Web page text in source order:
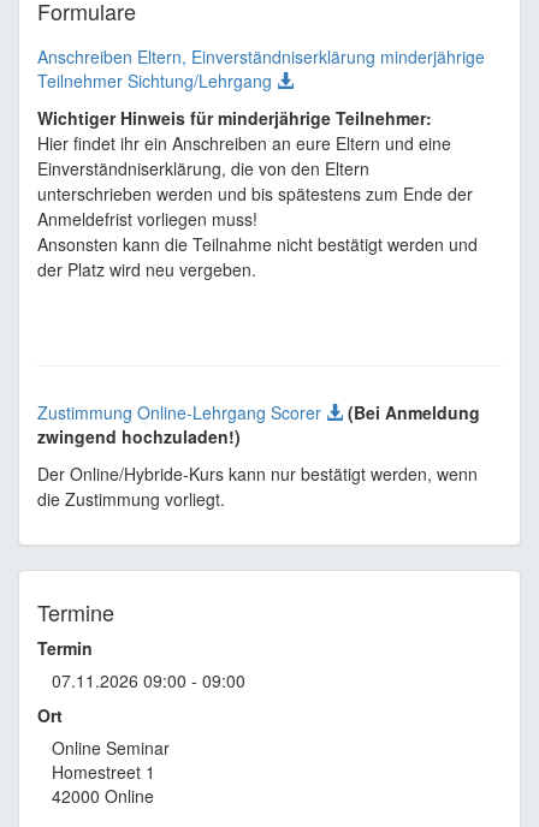
Formulare
Anschreiben Eltern, Einverständniserklärung minderjährige
Teilnehmer Sichtung/Lehrgang
Wichtiger Hinweis für minderjährige Teilnehmer:
Hier findet ihr ein Anschreiben an eure Eltern und eine
Einverständniserklärung, die von den Eltern
unterschrieben werden und bis spätestens zum Ende der
Anmeldefrist vorliegen muss!
Ansonsten kann die Teilnahme nicht bestätigt werden und
der Platz wird neu vergeben.
Zustimmung Online-Lehrgang Scorer
(Bei Anmeldung
zwingend hochzuladen!)
Der Online/Hybride-Kurs kann nur bestätigt werden, wenn
die Zustimmung vorliegt.
Termine
Termin
07.11.2026 09:00 - 09:00
Ort
Online Seminar
Homestreet 1
42000 Online